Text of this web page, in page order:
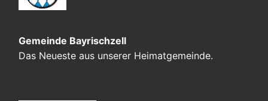
Gemeinde Bayrischzell
Das Neueste aus unserer Heimatgemeinde.